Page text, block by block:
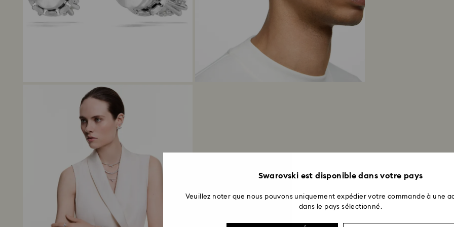
Swarovski est disponible dans votre pays
Veuillez noter que nous pouvons uniquement expédier votre commande à une
dans le pays sélectionné.